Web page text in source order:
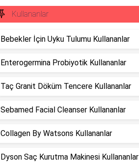
Kullananlar
Bebekler İçin Uyku Tulumu Kullananlar
Enterogermina Probiyotik Kullananlar
Taç Granit Döküm Tencere Kullananlar
Sebamed Facial Cleanser Kullananlar
Collagen By Watsons Kullananlar
Dyson Saç Kurutma Makinesi Kullananlar